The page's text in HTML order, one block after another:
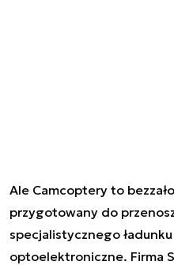
Ale Camcoptery to
przygotowany do
specjalistycznego
optoelektroniczne. Firma